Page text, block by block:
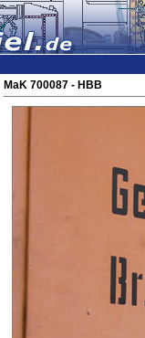
MaK 700087 - HBB